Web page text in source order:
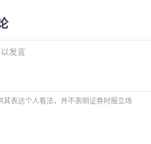
发言
其表达个人看法，并不表明证券时报立场